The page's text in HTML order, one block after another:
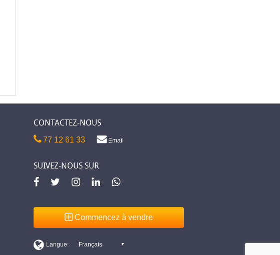
CONTACTEZ-NOUS
77 12 61 33 Email
SUIVEZ-NOUS SUR
Commencez à vendre